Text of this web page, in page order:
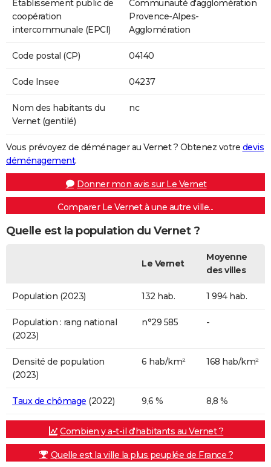
Etablissement public de
coopération
intercommunale (EPCI)
Communauté d'agglomération
Provence-Alpes-
Agglomération
Code postal (CP) 04140
Code Insee 04237
Nom des habitants du
Vernet (gentilé)
nc
Vous prévoyez de déménager au Vernet ? Obtenez votre devis
déménagement.
Donner mon avis sur Le Vernet
Comparer Le Vernet à une autre ville...
Quelle est la population du Vernet ?
Le Vernet
Moyenne
des villes
Population (2023) 132 hab. 1 994 hab.
Population : rang national
(2023)
n°29 585 -
Densité de population
(2023)
6 hab/km² 168 hab/km²
Taux de chômage (2022) 9,6 % 8,8 %
Combien y a-t-il d'habitants au Vernet ?
Quelle est la ville la plus peuplée de France ?